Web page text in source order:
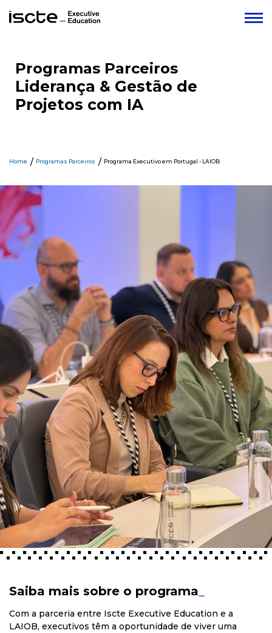
Programas Parceiros
Liderança & Gestão de
Projetos com IA
Home Programas Parceiros Programa Executivo em Portugal - LAIOB
Saiba mais sobre o programa
Com a parceria entre Iscte Executive Education e a
LAIOB, executivos têm a oportunidade de viver uma